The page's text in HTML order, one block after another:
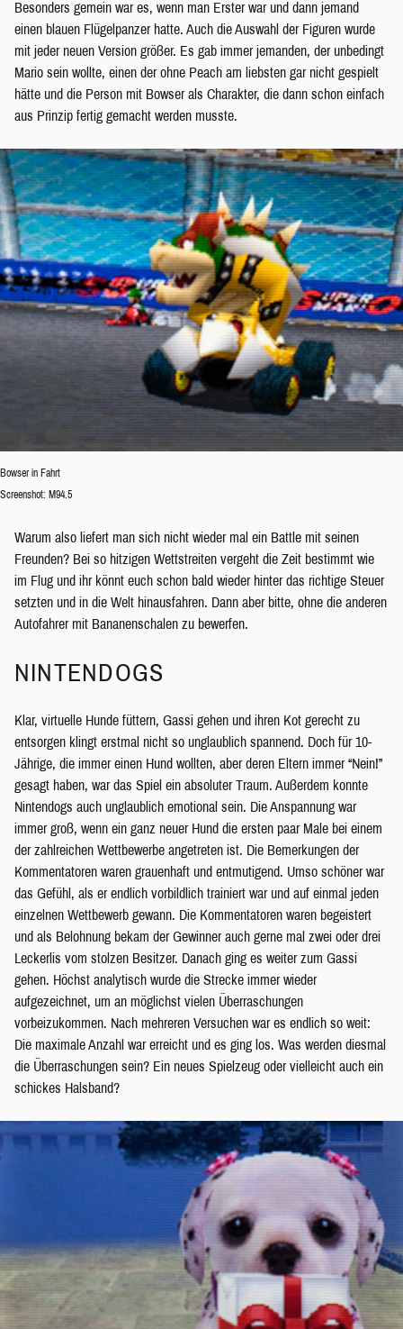
Besonders gemein war es, wenn man Erster war und dann jemand
einen blauen Flügelpanzer hatte. Auch die Auswahl der Figuren wurde
mit jeder neuen Version größer. Es gab immer jemanden, der unbedingt
Mario sein wollte, einen der ohne Peach am liebsten gar nicht gespielt
hätte und die Person mit Bowser als Charakter, die dann schon einfach
aus Prinzip fertig gemacht werden musste.
Bowser in Fahrt
Screenshot: M94.5
Warum also liefert man sich nicht wieder mal ein Battle mit seinen
Freunden? Bei so hitzigen Wettstreiten vergeht die Zeit bestimmt wie
im Flug und ihr könnt euch schon bald wieder hinter das richtige Steuer
setzten und in die Welt hinausfahren. Dann aber bitte, ohne die anderen
Autofahrer mit Bananenschalen zu bewerfen.
NINTENDOGS
Klar, virtuelle Hunde füttern, Gassi gehen und ihren Kot gerecht zu
entsorgen klingt erstmal nicht so unglaublich spannend. Doch für 10-
Jährige, die immer einen Hund wollten, aber deren Eltern immer “Nein!”
gesagt haben, war das Spiel ein absoluter Traum. Außerdem konnte
Nintendogs auch unglaublich emotional sein. Die Anspannung war
immer groß, wenn ein ganz neuer Hund die ersten paar Male bei einem
der zahlreichen Wettbewerbe angetreten ist. Die Bemerkungen der
Kommentatoren waren grauenhaft und entmutigend. Umso schöner war
das Gefühl, als er endlich vorbildlich trainiert war und auf einmal jeden
einzelnen Wettbewerb gewann. Die Kommentatoren waren begeistert
und als Belohnung bekam der Gewinner auch gerne mal zwei oder drei
Leckerlis vom stolzen Besitzer. Danach ging es weiter zum Gassi
gehen. Höchst analytisch wurde die Strecke immer wieder
aufgezeichnet, um an möglichst vielen Überraschungen
vorbeizukommen. Nach mehreren Versuchen war es endlich so weit:
Die maximale Anzahl war erreicht und es ging los. Was werden diesmal
die Überraschungen sein? Ein neues Spielzeug oder vielleicht auch ein
schickes Halsband?